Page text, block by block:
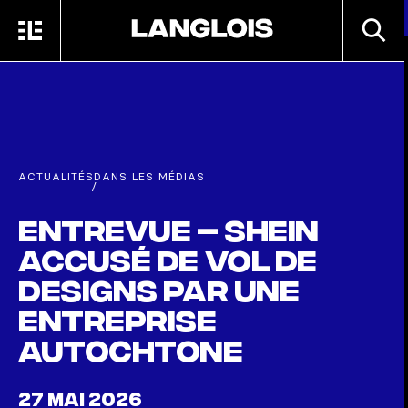
MENU
ACTUALITÉS
/
DANS LES MÉDIAS
Entrevue – Shein
accusé de vol de
designs par une
entreprise
autochtone
27 MAI 2026